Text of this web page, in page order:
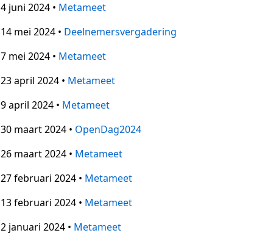
4 juni 2024 • Metameet
14 mei 2024 • Deelnemersvergadering
7 mei 2024 • Metameet
23 april 2024 • Metameet
9 april 2024 • Metameet
30 maart 2024 • OpenDag2024
26 maart 2024 • Metameet
27 februari 2024 • Metameet
13 februari 2024 • Metameet
2 januari 2024 • Metameet